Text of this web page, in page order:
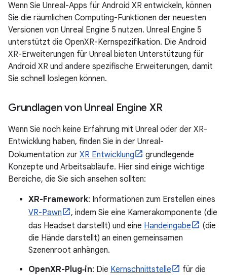
Wenn Sie Unreal-Apps für Android XR entwickeln, können
Sie die räumlichen Computing-Funktionen der neuesten
Versionen von Unreal Engine 5 nutzen. Unreal Engine 5
unterstützt die OpenXR-Kernspezifikation. Die Android
XR-Erweiterungen für Unreal bieten Unterstützung für
Android XR und andere spezifische Erweiterungen, damit
Sie schnell loslegen können.
Grundlagen von Unreal Engine XR
Wenn Sie noch keine Erfahrung mit Unreal oder der XR-
Entwicklung haben, finden Sie in der Unreal-
Dokumentation zur XR Entwicklung
grundlegende
Konzepte und Arbeitsabläufe. Hier sind einige wichtige
Bereiche, die Sie sich ansehen sollten:
XR-Framework: Informationen zum Erstellen eines
VR-Pawn
, indem Sie eine Kamerakomponente (die
das Headset darstellt) und eine Handeingabe
(die
die Hände darstellt) an einen gemeinsamen
Szenenroot anhängen.
OpenXR-Plug‑in: Die Kernschnittstelle
für die